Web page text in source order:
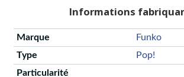
Informations
Marque
Funko
Type
Pop!
Particularité